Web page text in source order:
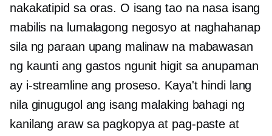
nakakatipid sa oras. O isang tao na nasa isang
mabilis na lumalagong negosyo at naghahanap
sila ng paraan upang malinaw na mabawasan
ng kaunti ang gastos ngunit higit sa anupaman
ay i-streamline ang proseso. Kaya't hindi lang
nila ginugugol ang isang malaking bahagi ng
kanilang araw sa pagkopya at pag-paste at